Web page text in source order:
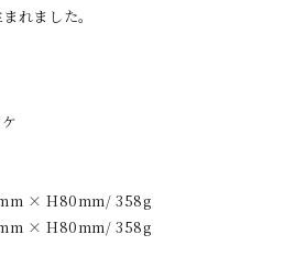
れました。
× H80mm/ 358g
× H80mm/ 358g